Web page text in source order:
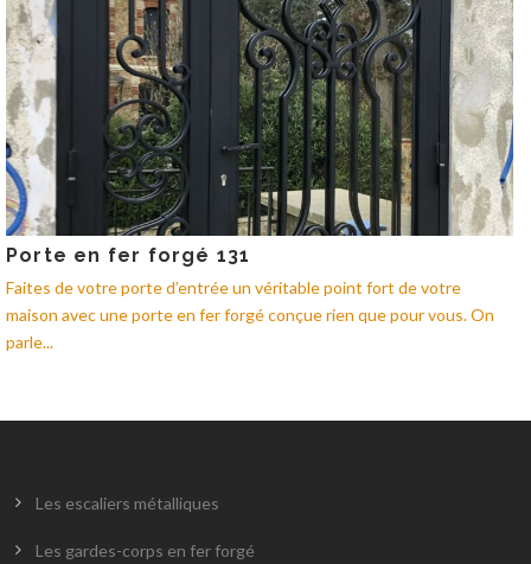
Porte en fer forgé 131
Faites de votre porte d’entrée un véritable point fort de votre
maison avec une porte en fer forgé conçue rien que pour vous. On
parle...
Les escaliers métalliques
Les gardes-corps en fer forgé